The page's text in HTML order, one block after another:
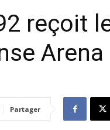
reçoit
Arena
Partager